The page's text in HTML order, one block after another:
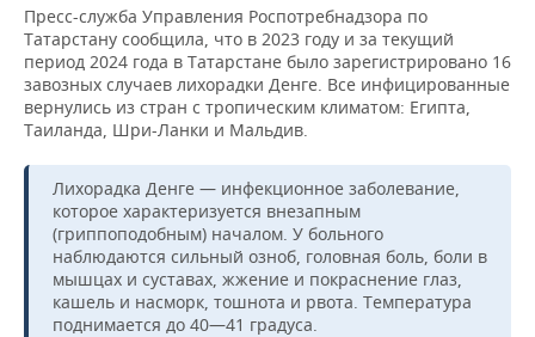
ТЕЛЕКОММУНИКАЦИИ
БИЗНЕС-БРАНЧИ
ONLINE-КОНФЕРЕНЦИИ
ОТКРЫТАЯ ЛЕКЦИЯ
ФУТБОЛ
ХОККЕЙ
БАСКЕТБОЛ
ВОЛЕЙБОЛ
КИБЕРСПОРТ
ФИГУРНОЕ КАТАНИЕ
НОВОСТИ ОБЩЕСТВА
ВЛАСТЬ
ИНФРАСТРУКТУРА
ИСТОРИЯ
КУЛЬТУРА
МЕДИЦИНА
ФОТОГАЛЕРЕЯ
СЮЖЕТЫ
СПРАВОЧНИК
СПИСОК ПЕРСОН
СПИСОК КОМПАНИЙ
ПОЛНАЯ ВЕРСИЯ
Пресс-служба Управления Роспотребнадзора по
Татарстану сообщила, что в 2023 году и за текущий
период 2024 года в Татарстане было зарегистрировано 16
завозных случаев лихорадки Денге. Все инфицированные
вернулись из стран с тропическим климатом: Египта,
Таиланда, Шри-Ланки и Мальдив.
Лихорадка Денге — инфекционное заболевание,
которое характеризуется внезапным
(гриппоподобным) началом. У больного
наблюдаются сильный озноб, головная боль, боли в
мышцах и суставах, жжение и покраснение глаз,
кашель и насморк, тошнота и рвота. Температура
поднимается до 40—41 градуса.